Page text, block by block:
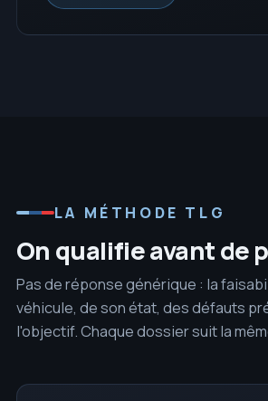
LA MÉTHODE TLG
On qualifie avant de
Pas de réponse générique : la
véhicule, de son état, des défauts
l'objectif. Chaque dossier suit la